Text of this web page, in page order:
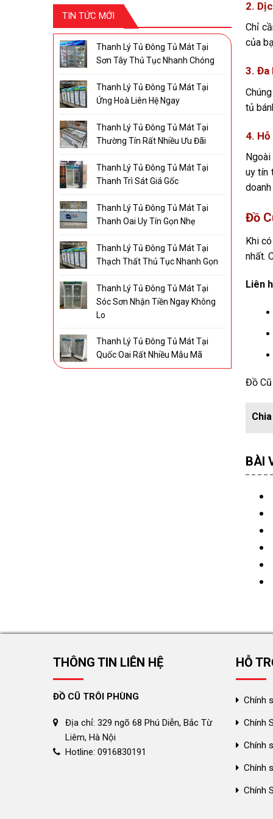
TIN TỨC MỚI
Thanh Lý Tủ Đông Tủ Mát Tại
Sơn Tây Thủ Tục Nhanh Chóng
Thanh Lý Tủ Đông Tủ Mát Tại
Ứng Hoà Liên Hệ Ngay
Thanh Lý Tủ Đông Tủ Mát Tại
Thường Tín Rất Nhiều Ưu Đãi
Thanh Lý Tủ Đông Tủ Mát Tại
Thanh Trì Sát Giá Gốc
Thanh Lý Tủ Đông Tủ Mát Tại
Thanh Oai Uy Tín Gọn Nhẹ
Thanh Lý Tủ Đông Tủ Mát Tại
Thạch Thất Thủ Tục Nhanh Gọn
Thanh Lý Tủ Đông Tủ Mát Tại
Sóc Sơn Nhận Tiền Ngay Không
Lo
Thanh Lý Tủ Đông Tủ Mát Tại
Quốc Oai Rất Nhiều Mẫu Mã
2.
Chỉ
của
3. Đa
tủ
4.
uy tín
Đồ
Khi
nhất.
Liên
Đồ
BÀI
THÔNG TIN LIÊN HỆ
ĐỒ CŨ TRÔI PHÙNG
Địa chỉ: 329 ngõ 68 Phú Diễn, Bắc Từ
Liêm, Hà Nội
Hotline: 0916830191
HỖ
Chính
Chính
Chính
Chính
Chính